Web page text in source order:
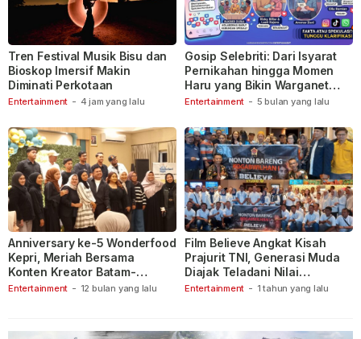
Entertainment - 4 jam yang lalu
Tren Festival Musik Bisu dan
Bioskop Imersif Makin
Diminati Perkotaan
Entertainment - 5 bulan yang lalu
Gosip Selebriti: Dari Isyarat
Pernikahan hingga Momen
Haru yang Bikin Warganet
Berspekulasi
Entertainment - 12 bulan yang lalu
Anniversary ke-5 Wonderfood
Kepri, Meriah Bersama
Konten Kreator Batam-
Tanjungpinang
Entertainment - 1 tahun yang lalu
Film Believe Angkat Kisah
Prajurit TNI, Generasi Muda
Diajak Teladani Nilai
Keberanian